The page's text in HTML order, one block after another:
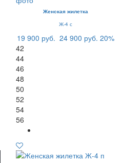
Женская жилетка
Ж-4 с
19 900 руб. 24 900 руб. 20%
42
44
46
48
50
52
54
56